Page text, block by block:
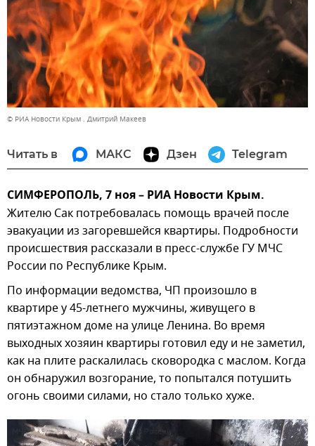
© РИА Новости Крым . Дмитрий Макеев
Читать в МАКС Дзен Telegram
СИМФЕРОПОЛЬ, 7 ноя – РИА Новости Крым.
Жителю Сак потребовалась помощь врачей после
эвакуации из загоревшейся квартиры. Подробности
происшествия рассказали в пресс-службе ГУ МЧС
России по Республике Крым.
По информации ведомства, ЧП произошло в
квартире у 45-летнего мужчины, живущего в
пятиэтажном доме на улице Ленина. Во время
выходных хозяин квартиры готовил еду и не заметил,
как на плите раскалилась сковородка с маслом. Когда
он обнаружил возгорание, то попытался потушить
огонь своими силами, но стало только хуже.